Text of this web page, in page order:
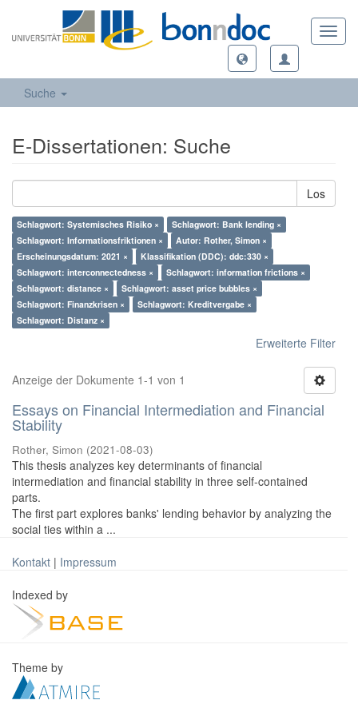
Suche
E-Dissertationen: Suche
Los
Schlagwort: Systemisches Risiko ×
Schlagwort: Bank lending ×
Schlagwort: Informationsfriktionen ×
Autor: Rother, Simon ×
Erscheinungsdatum: 2021 ×
Klassifikation (DDC): ddc:330 ×
Schlagwort: interconnectedness ×
Schlagwort: information frictions ×
Schlagwort: distance ×
Schlagwort: asset price bubbles ×
Schlagwort: Finanzkrisen ×
Schlagwort: Kreditvergabe ×
Schlagwort: Distanz ×
Erweiterte Filter
Anzeige der Dokumente 1-1 von 1
Essays on Financial Intermediation and Financial
Stability
Rother, Simon (2021-08-03)
This thesis analyzes key determinants of financial
intermediation and financial stability in three self-contained
parts.
The first part explores banks' lending behavior by analyzing the
social ties within a ...
Kontakt | Impressum
Indexed by
Theme by